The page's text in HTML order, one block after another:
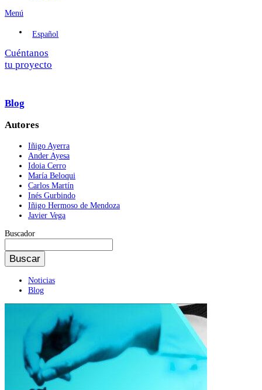
Menú
Español
Cuéntanos
tu proyecto
Blog
Autores
Iñigo Ayerra
Ander Ayesa
Idoia Cerro
María Beloqui
Carlos Martín
Inés Gurbindo
Iñigo Hermoso de Mendoza
Javier Vega
Buscador
Noticias
Blog